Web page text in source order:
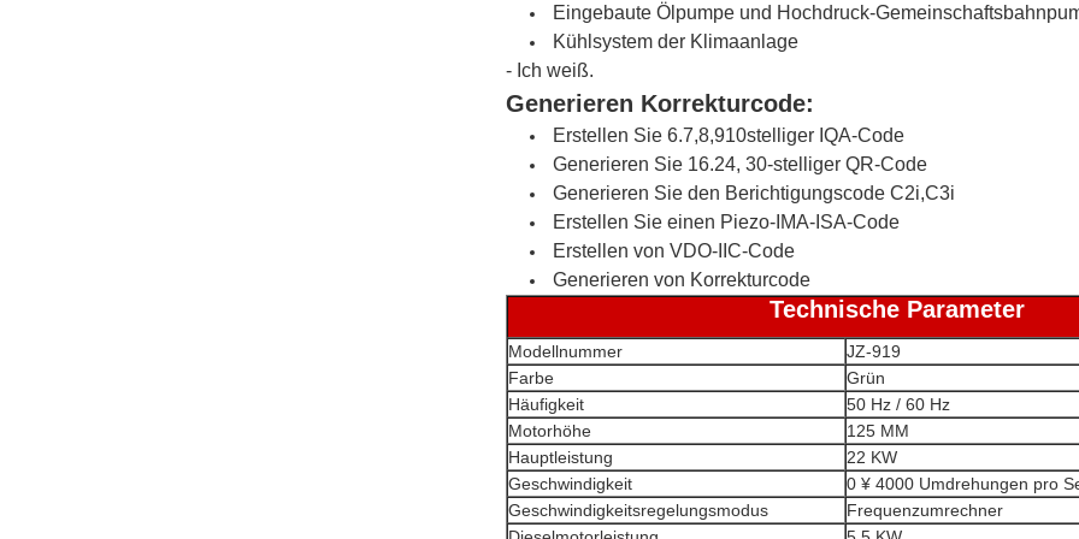
Eingebaute Ölpumpe und Hochdruck-
Kühlsystem der Klimaanlage
- Ich weiß.
Generieren Korrekturcode:
Erstellen Sie 6.7,8,910stelliger IQA-Code
Generieren Sie 16.24, 30-stelliger QR-Code
Generieren Sie den Berichtigungscode C2i,C3i
Erstellen Sie einen Piezo-IMA-ISA-Code
Erstellen von VDO-IIC-Code
Generieren von Korrekturcode
Technische Parameter
Modellnummer
JZ-919
Farbe
Grün
Häufigkeit
50 Hz / 60 Hz
Motorhöhe
125 MM
Hauptleistung
22 KW
Geschwindigkeit
0 ¥ 4000 Umdrehungen pro
Geschwindigkeitsregelungsmodus
Frequenzumrechner